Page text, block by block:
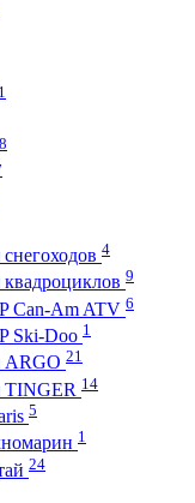
1
4
квадроциклов 9
Can-Am ATV 6
Ski-Doo 1
ARGO 21
TINGER 14
5
1
24